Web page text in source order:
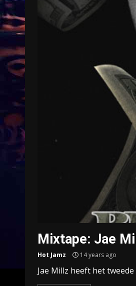
Mixtape: Jae
Hot Jamz 14 years ago
Jae Millz heeft het
9 months